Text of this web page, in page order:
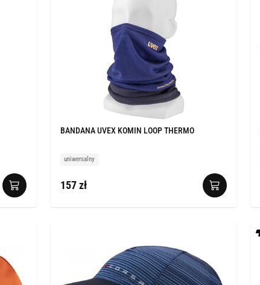
BANDANA UVEX KOMIN LOOP THERMO
uniwersalny
157 zł